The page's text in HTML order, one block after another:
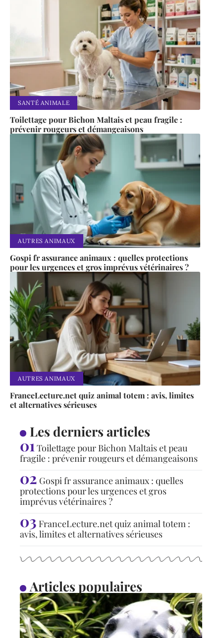
SANTÉ ANIMALE
Toilettage pour Bichon Maltais et peau fragile :
prévenir rougeurs et démangeaisons
AUTRES ANIMAUX
Gospi fr assurance animaux : quelles protections
pour les urgences et gros imprévus vétérinaires ?
AUTRES ANIMAUX
FranceLecture.net quiz animal totem : avis, limites
et alternatives sérieuses
Les derniers articles
Toilettage pour Bichon Maltais et peau
fragile : prévenir rougeurs et démangeaisons
Gospi fr assurance animaux : quelles
protections pour les urgences et gros
imprévus vétérinaires ?
FranceLecture.net quiz animal totem :
avis, limites et alternatives sérieuses
Articles populaires